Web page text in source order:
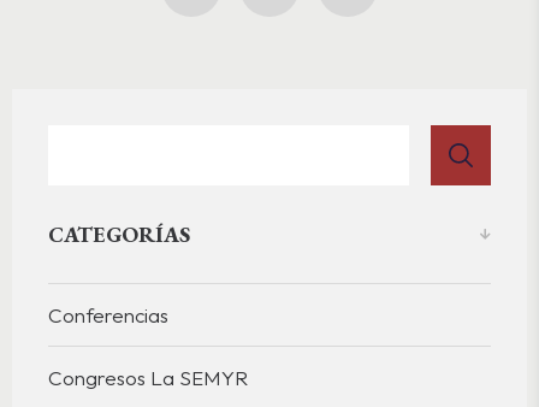
CATEGORÍAS
Conferencias
Congresos La SEMYR